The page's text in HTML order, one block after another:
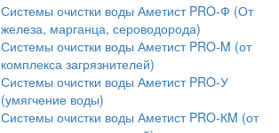
Системы очистки воды Аметист PRO-Ф (От
железа, марганца, сероводорода)
Системы очистки воды Аметист PRO-M (от
комплекса загрязнителей)
Системы очистки воды Аметист PRO-У
(умягчение воды)
Системы очистки воды Аметист PRO-КM (от